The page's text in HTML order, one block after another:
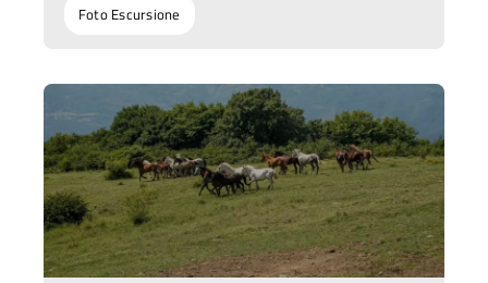
Foto Escursione